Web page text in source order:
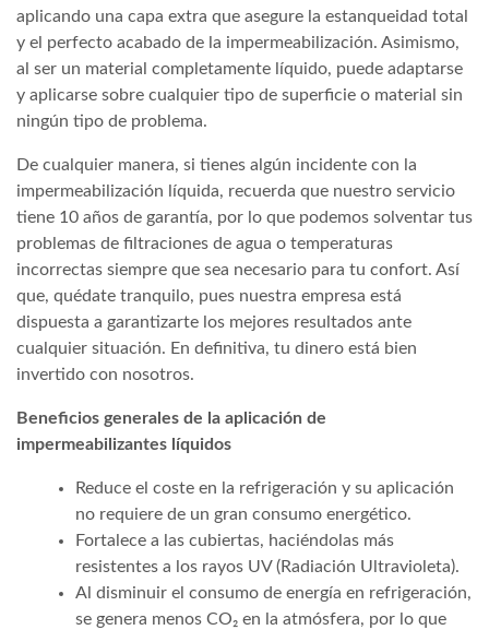
aplicando una capa extra que asegure la estanqueidad total
y el perfecto acabado de la impermeabilización. Asimismo,
al ser un material completamente líquido, puede adaptarse
y aplicarse sobre cualquier tipo de superficie o material sin
ningún tipo de problema.
De cualquier manera, si tienes algún incidente con la
impermeabilización líquida, recuerda que nuestro servicio
tiene 10 años de garantía, por lo que podemos solventar tus
problemas de filtraciones de agua o temperaturas
incorrectas siempre que sea necesario para tu confort. Así
que, quédate tranquilo, pues nuestra empresa está
dispuesta a garantizarte los mejores resultados ante
cualquier situación. En definitiva, tu dinero está bien
invertido con nosotros.
Beneficios generales de la aplicación de
impermeabilizantes líquidos
Reduce el coste en la refrigeración y su aplicación
no requiere de un gran consumo energético.
Fortalece a las cubiertas, haciéndolas más
resistentes a los rayos UV (Radiación Ultravioleta).
Al disminuir el consumo de energía en refrigeración,
se genera menos CO₂ en la atmósfera, por lo que